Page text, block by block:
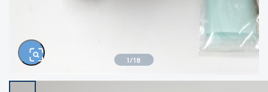
イシグロ沼津店
イシグロ駿東柿田川店
1 /18